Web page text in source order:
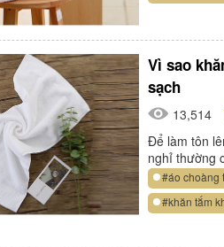
Vì sao
sạch
13,514
Để làm tôn
nghỉ thường
#áo choàng
#khăn tắm